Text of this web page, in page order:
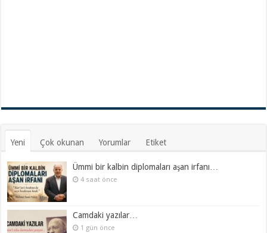
Yeni Çok okunan Yorumlar Etiket
Ümmi bir kalbin diplomaları aşan irfanı…
4 saat önce
Camdaki yazılar…
1 gün önce